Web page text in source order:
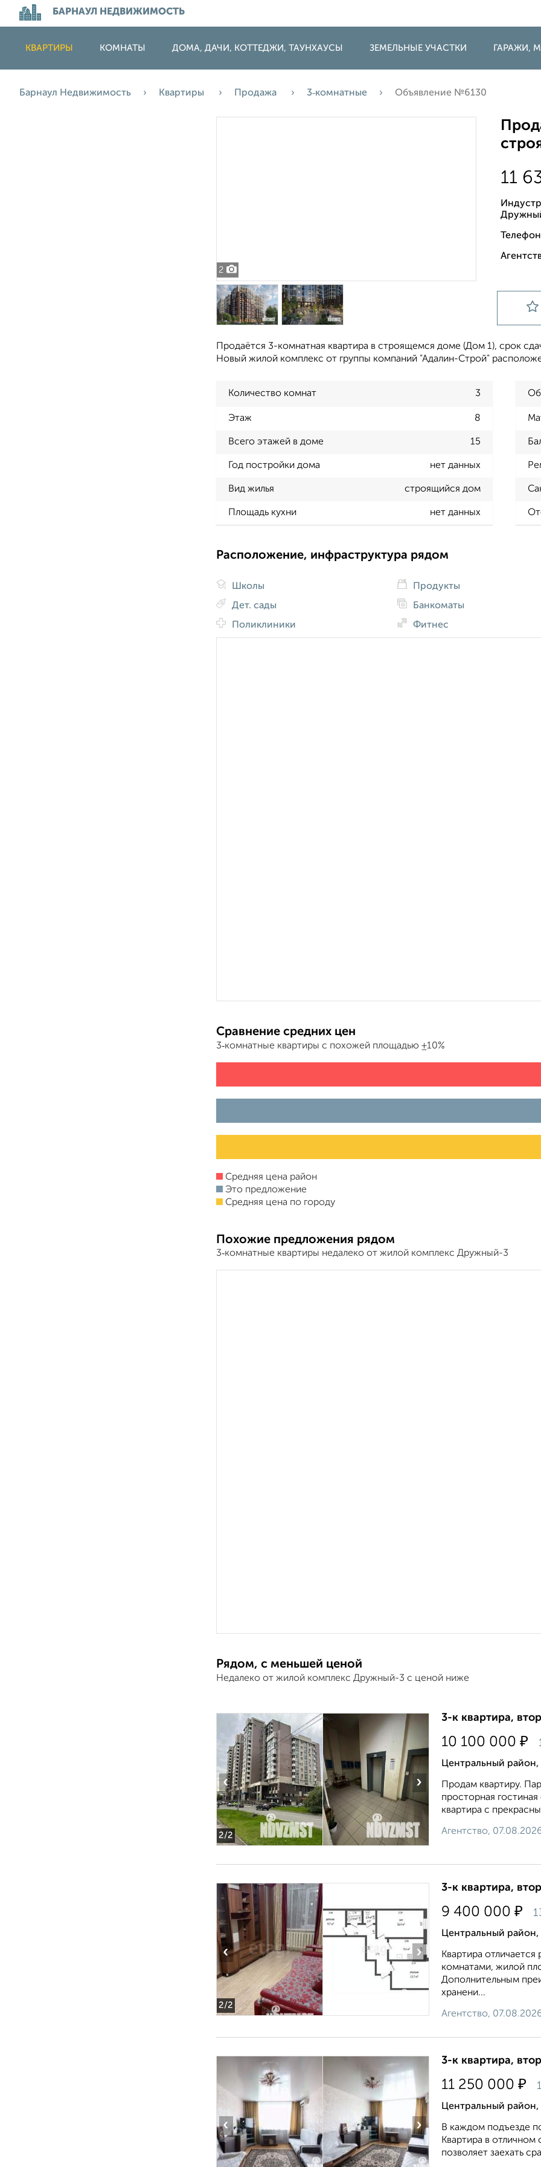
БАРНАУЛ НЕДВИЖИМОСТЬ
КВАРТИРЫ КОМНАТЫ ДОМА, ДАЧИ, КОТТЕДЖИ, ТАУНХАУСЫ ЗЕМЕЛЬНЫЕ УЧАСТКИ ГАРАЖИ,
Барнаул Недвижимость Квартиры Продажа 3‑комнатные Объявление №6130
2
11
Продаётся 3-комнатная квартира в строящемся доме (Дом 1), срок
Новый жилой комплекс от группы компаний "Адалин-Строй"
Количество комнат 3
Этаж 8
Всего этажей в доме 15
Год постройки дома нет данных
Вид жилья строящийся дом
Площадь кухни нет данных
Расположение, инфраструктура рядом
Школы
Дет. сады
Поликлиники
Продукты
Банкоматы
Фитнес
Сравнение средних цен
3‑комнатные квартиры с похожей площадью ±10%
Средняя цена район
Это предложение
Средняя цена по городу
Похожие предложения рядом
3‑комнатные квартиры недалеко от жилой комплекс Дружный-3
Рядом, с меньшей ценой
Недалеко от жилой комплекс Дружный-3 с ценой ниже
2/2
‹ ›
3-к квартира,
10 100 000 ₽
Центральный
Продам квартиру.
просторная гостиная
квартира с
Агентство,
2/2
‹ ›
3-к квартира,
9 400 000 ₽
Центральный
Квартира
комнатами, жилой
Дополнительным
хранени...
Агентство,
‹ ›
3-к квартира,
11 250 000 ₽
Центральный
В каждом подъезде
Квартира в
позволяет заехать